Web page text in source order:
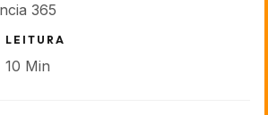
365
LEITURA
10 Min